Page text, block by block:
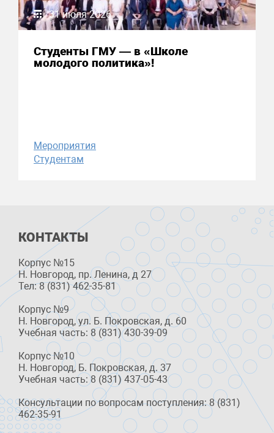
31 июля 2026
Студенты ГМУ — в «Школе
молодого политика»!
Мероприятия
Студентам
КОНТАКТЫ
Корпус №15
Н. Новгород, пр. Ленина, д 27
Тел: 8 (831) 462-35-81
Корпус №9
Н. Новгород, ул. Б. Покровская, д. 60
Учебная часть: 8 (831) 430-39-09
Корпус №10
Н. Новгород, Б. Покровская, д. 37
Учебная часть: 8 (831) 437-05-43
Консультации по вопросам поступления: 8 (831)
462-35-91